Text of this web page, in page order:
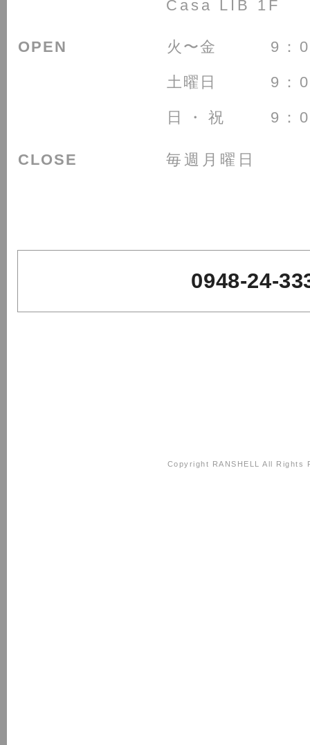
Casa LIB 1F
OPEN 火〜金 9：
土曜日 9：
日・祝 9：
CLOSE 毎週月曜日
0948-24-
Copyright RANSHELL All Rights